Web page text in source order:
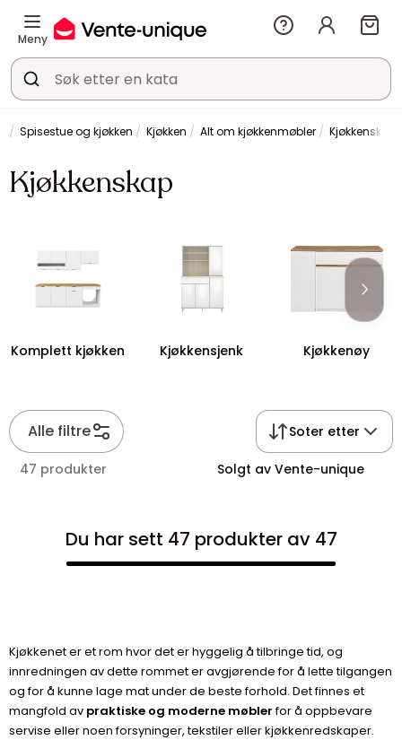
Meny
Spisestue og kjøkken Kjøkken Alt om kjøkkenmøbler Kjøkkenskap
Kjøkkenskap
Komplett kjøkken Kjøkkensjenk Kjøkkenøy
Alle filtre Soter etter
47 produkter Solgt av Vente-unique
Du har sett 47 produkter av 47
Kjøkkenet er et rom hvor det er hyggelig å tilbringe tid, og
innredningen av dette rommet er avgjørende for å lette tilgangen
og for å kunne lage mat under de beste forhold. Det finnes et
mangfold av praktiske og moderne møblerfor å oppbevare
servise eller noen forsyninger, tekstiler eller kjøkkenredskaper.